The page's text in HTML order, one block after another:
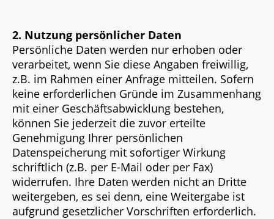
2. Nutzung persönlicher Daten
Persönliche Daten werden nur erhoben oder
verarbeitet, wenn Sie diese Angaben freiwillig,
z.B. im Rahmen einer Anfrage mitteilen. Sofern
keine erforderlichen Gründe im Zusammenhang
mit einer Geschäftsabwicklung bestehen,
können Sie jederzeit die zuvor erteilte
Genehmigung Ihrer persönlichen
Datenspeicherung mit sofortiger Wirkung
schriftlich (z.B. per E-Mail oder per Fax)
widerrufen. Ihre Daten werden nicht an Dritte
weitergeben, es sei denn, eine Weitergabe ist
aufgrund gesetzlicher Vorschriften erforderlich.